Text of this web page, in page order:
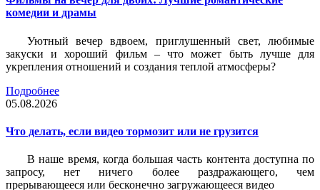
комедии и драмы
Уютный вечер вдвоем, приглушенный свет, любимые
закуски и хороший фильм – что может быть лучше для
укрепления отношений и создания теплой атмосферы?
Подробнее
05.08.2026
Что делать, если видео тормозит или не грузится
В наше время, когда большая часть контента доступна по
запросу, нет ничего более раздражающего, чем
прерывающееся или бесконечно загружающееся видео